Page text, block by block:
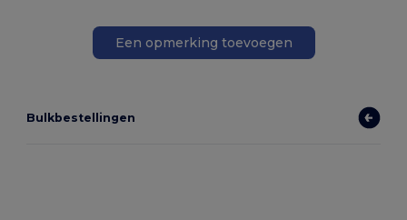
Een opmerking toevoegen
Bulkbestellingen